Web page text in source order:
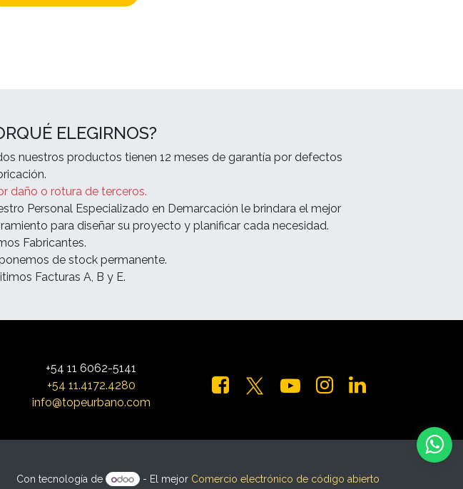
ELEGIRNOS?
nuestros productos tienen 12 meses de garantía por defectos
daño o rotura de terceros.
Personal Especializado en Demarcación le brindara el mejor
para diseñar su proyecto y planificar cada necesidad.
Fabricantes.
de stock permanente.
Facturas A, B y E.
+54 11 6062-5141
+54 11.4172.4280
info@topeurbano.com
Con tecnología de - El mejor Comercio electrónico de código abierto